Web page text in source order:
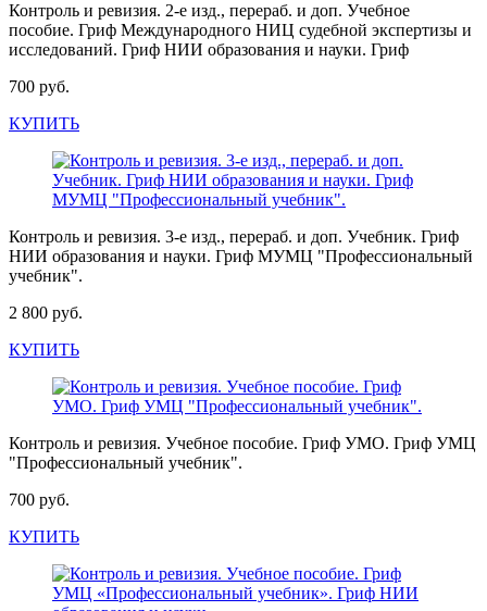
Контроль и ревизия. 2-е изд., перераб. и доп. Учебное
пособие. Гриф Международного НИЦ судебной экспертизы и
исследований. Гриф НИИ образования и науки. Гриф
700 руб.
КУПИТЬ
Контроль и ревизия. 3-е изд., перераб. и доп. Учебник. Гриф
НИИ образования и науки. Гриф МУМЦ "Профессиональный
учебник".
2 800 руб.
КУПИТЬ
Контроль и ревизия. Учебное пособие. Гриф УМО. Гриф УМЦ
"Профессиональный учебник".
700 руб.
КУПИТЬ